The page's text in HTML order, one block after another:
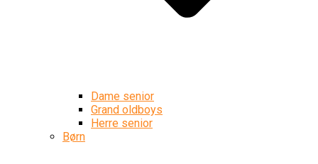
Dame senior
Grand oldboys
Herre senior
Børn